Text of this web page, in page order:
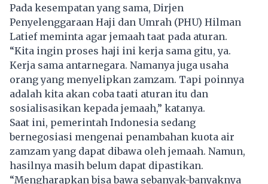
Pada kesempatan yang sama, Dirjen
Penyelenggaraan Haji dan Umrah (PHU) Hilman
Latief meminta agar jemaah taat pada aturan.
“Kita ingin proses haji ini kerja sama gitu, ya.
Kerja sama antarnegara. Namanya juga usaha
orang yang menyelipkan zamzam. Tapi poinnya
adalah kita akan coba taati aturan itu dan
sosialisasikan kepada jemaah,” katanya.
Saat ini, pemerintah Indonesia sedang
bernegosiasi mengenai penambahan kuota air
zamzam yang dapat dibawa oleh jemaah. Namun,
hasilnya masih belum dapat dipastikan.
“Mengharapkan bisa bawa sebanyak-banyaknya